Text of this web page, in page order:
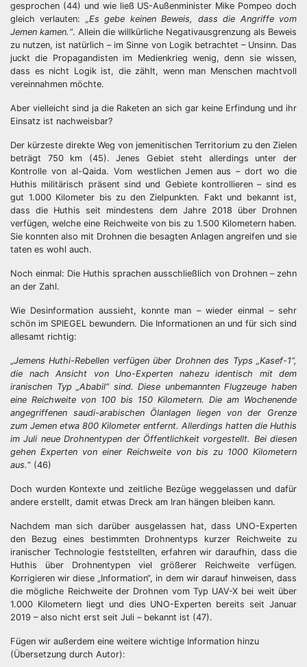
gesprochen (44) und wie ließ US-Außenminister Mike Pompeo doch
gleich verlauten: „Es gebe keinen Beweis, dass die Angriffe vom
Jemen kamen.“. Allein die willkürliche Negativausgrenzung als Beweis
zu nutzen, ist natürlich – im Sinne von Logik betrachtet – Unsinn. Das
juckt die Propagandisten im Medienkrieg wenig, denn sie wissen,
dass es nicht Logik ist, die zählt, wenn man Menschen machtvoll
vereinnahmen möchte.
Aber vielleicht sind ja die Raketen an sich gar keine Erfindung und ihr
Einsatz ist nachweisbar?
Der kürzeste direkte Weg von jemenitischen Territorium zu den Zielen
beträgt 750 km (45). Jenes Gebiet steht allerdings unter der
Kontrolle von al-Qaida. Vom westlichen Jemen aus – dort wo die
Huthis militärisch präsent sind und Gebiete kontrollieren – sind es
gut 1.000 Kilometer bis zu den Zielpunkten. Fakt und bekannt ist,
dass die Huthis seit mindestens dem Jahre 2018 über Drohnen
verfügen, welche eine Reichweite von bis zu 1.500 Kilometern haben.
Sie konnten also mit Drohnen die besagten Anlagen angreifen und sie
taten es wohl auch.
Noch einmal: Die Huthis sprachen ausschließlich von Drohnen – zehn
an der Zahl.
Wie Desinformation aussieht, konnte man – wieder einmal – sehr
schön im SPIEGEL bewundern. Die Informationen an und für sich sind
allesamt richtig:
„Jemens Huthi-Rebellen verfügen über Drohnen des Typs „Kasef-1“,
die nach Ansicht von Uno-Experten nahezu identisch mit dem
iranischen Typ „Ababil“ sind. Diese unbemannten Flugzeuge haben
eine Reichweite von 100 bis 150 Kilometern. Die am Wochenende
angegriffenen saudi-arabischen Ölanlagen liegen von der Grenze
zum Jemen etwa 800 Kilometer entfernt. Allerdings hatten die Huthis
im Juli neue Drohnentypen der Öffentlichkeit vorgestellt. Bei diesen
gehen Experten von einer Reichweite von bis zu 1000 Kilometern
aus.“ (46)
Doch wurden Kontexte und zeitliche Bezüge weggelassen und dafür
andere erstellt, damit etwas Dreck am Iran hängen bleiben kann.
Nachdem man sich darüber ausgelassen hat, dass UNO-Experten
den Bezug eines bestimmten Drohnentyps kurzer Reichweite zu
iranischer Technologie feststellten, erfahren wir daraufhin, dass die
Huthis über Drohnentypen viel größerer Reichweite verfügen.
Korrigieren wir diese „Information“, in dem wir darauf hinweisen, dass
die mögliche Reichweite der Drohnen vom Typ UAV-X bei weit über
1.000 Kilometern liegt und dies UNO-Experten bereits seit Januar
2019 – also nicht erst seit Juli – bekannt ist (47).
Fügen wir außerdem eine weitere wichtige Information hinzu
(Übersetzung durch Autor):